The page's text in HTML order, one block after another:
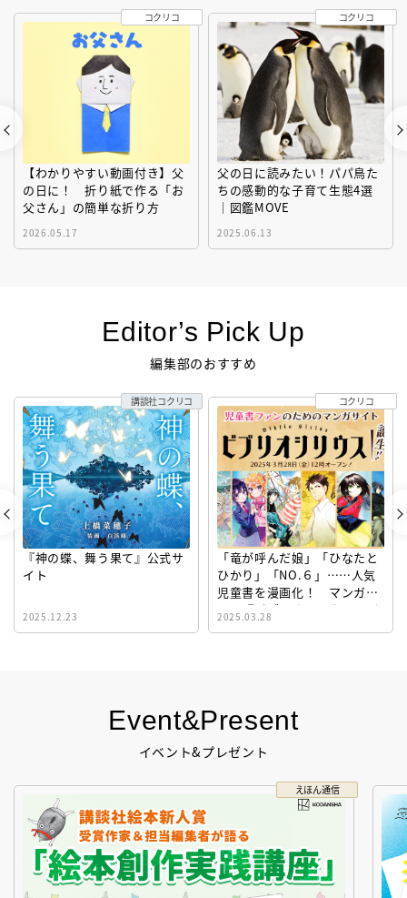
Event&Present
イベント&プレゼント
えほん通信
【わかりやすい動画付き】父
の日に！ 折り紙で作る「お
父さん」の簡単な折り方
2026.05.17
コクリコ
父の日に読みたい！パパ鳥た
ちの感動的な子育て生態4選
｜図鑑MOVE
2025.06.13
コクリコ
Editor’s Pick Up
編集部のおすすめ
『神の蝶、舞う果て』公式サ
イト
2025.12.23
講談社コクリコ
「竜が呼んだ娘」「ひなたと
ひかり」「NO.６」……人気
児童書を漫画化！ マンガサ
イト『ビブリオシリウス』誕
生！
2025.03.28
コクリコ